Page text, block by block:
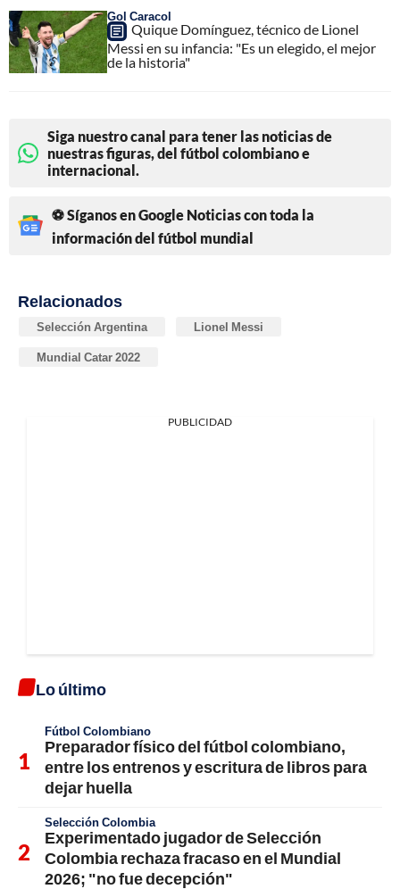
Gol Caracol
Quique Domínguez, técnico de Lionel
Messi en su infancia: "Es un elegido, el mejor
de la historia"
Siga nuestro canal para tener las noticias de
nuestras figuras, del fútbol colombiano e
internacional.
⚽ Síganos en Google Noticias con toda la
información del fútbol mundial
Relacionados
Selección Argentina Lionel Messi
Mundial Catar 2022
PUBLICIDAD
Lo último
Fútbol Colombiano
Preparador físico del fútbol colombiano,
entre los entrenos y escritura de libros para
dejar huella
Selección Colombia
Experimentado jugador de Selección
Colombia rechaza fracaso en el Mundial
2026; "no fue decepción"